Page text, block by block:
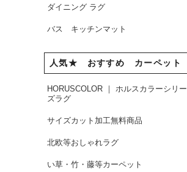
ダイニング ラグ
バス キッチンマット
人気★ おすすめ カーペット
HORUSCOLOR ｜ ホルスカラーシリー
ズラグ
サイズカット加工無料商品
北欧等おしゃれラグ
い草・竹・藤等カーペット